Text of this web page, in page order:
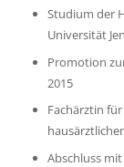
Studium der
Universität
Promotion
2015
Fachärztin
Abschluss